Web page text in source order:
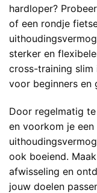
hardloper?
of een rondje
sterker en
cross-training slim
voor beginners en
Door regelmatig
en voorkom je
ook boeiend.
afwisseling en
jouw doelen